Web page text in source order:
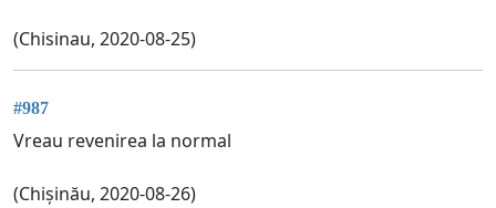
(Chisinau, 2020-08-25)
#987
Vreau revenirea la normal
(Chișinău, 2020-08-26)